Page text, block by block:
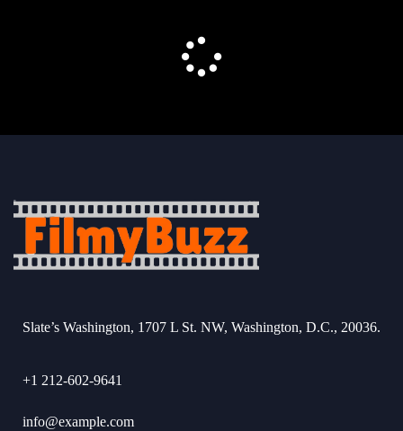
Slate’s Washington, 1707 L St. NW, Washington, D.C., 20036.
+1 212-602-9641
info@example.com